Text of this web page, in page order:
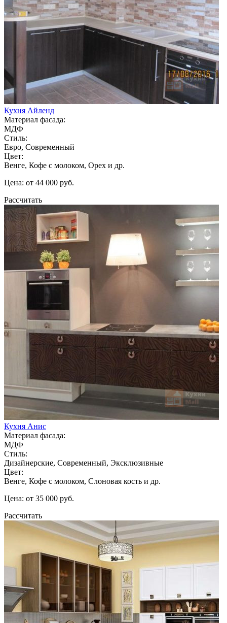
Кухня Айленд
Материал фасада:
МДФ
Стиль:
Евро, Современный
Цвет:
Венге, Кофе с молоком, Орех и др.
Цена: от 44 000 руб.
Рассчитать
Кухня Анис
Материал фасада:
МДФ
Стиль:
Дизайнерские, Современный, Эксклюзивные
Цвет:
Венге, Кофе с молоком, Слоновая кость и др.
Цена: от 35 000 руб.
Рассчитать